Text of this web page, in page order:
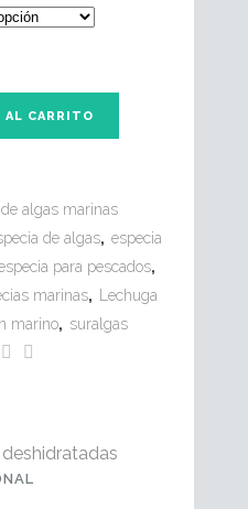
AL CARRITO
de algas marinas
de algas, especia
para pescados,
marinas,
Lechuga
marino, suralgas